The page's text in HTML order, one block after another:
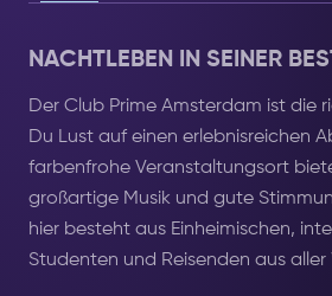
NACHTLEBEN IN SEINER
Der Club Prime Amsterdam ist die
Du Lust auf einen erlebnisreichen
farbenfrohe Veranstaltungsort
großartige Musik und gute
hier besteht aus Einheimischen,
Studenten und Reisenden aus aller